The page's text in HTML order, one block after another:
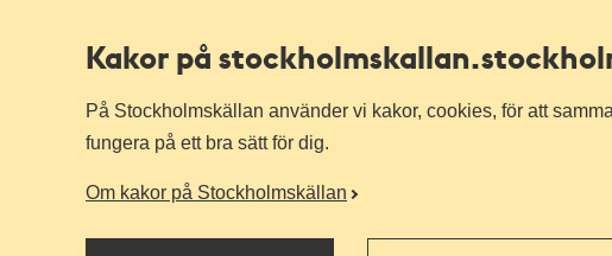
Kakor på stockholmskallan
På Stockholmskällan använder vi kakor, cookies, för att
fungera på ett bra sätt för dig.
Om kakor på Stockholmskällan